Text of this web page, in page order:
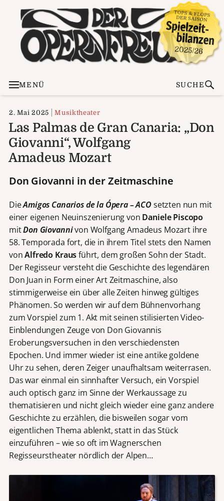
MENÜ SUCHE
2. Mai 2025 Musiktheater
Las Palmas de Gran Canaria: „Don
Giovanni“, Wolfgang
Amadeus Mozart
Don Giovanni in der Zeitmaschine
DieAmigos Canarios de la Ópera – ACOsetzten nun mit
einer eigenen Neuinszenierung von Daniele Piscopo
mitDon Giovannivon Wolfgang Amadeus Mozart ihre
58. Temporada fort, die in ihrem Titel stets den Namen
vonAlfredo Krausführt, dem großen Sohn der Stadt.
Der Regisseur versteht die Geschichte des legendären
Don Juan in Form einer Art Zeitmaschine, also
stimmigerweise ein über alle Zeiten hinweg gültiges
Phänomen. So werden wir auf dem Bühnenvorhang
zum Vorspiel zum 1. Akt mit seinen stilisierten Video-
Einblendungen Zeuge von Don Giovannis
Eroberungsversuchen in den verschiedensten
Epochen. Und immer wieder ist eine antike goldene
Uhr zu sehen, deren Zeiger unaufhaltsam weiterrasen.
Das war einmal ein sinnhafter Versuch, ein Vorspiel
auch optisch ganz im Sinne der Werkaussage zu
thematisieren und nicht gleich wieder eine ganz andere
Geschichte zu erzählen, die bisweilen sogar vom
eigentlichen Thema ablenkt, statt in das Stück
einzuführen – wie so oft im Wagnerschen
Regisseurstheater nördlich der Alpen…